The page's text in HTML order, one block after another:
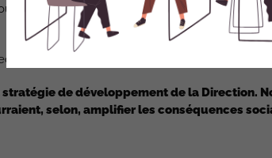
la Direction n’a eu de cesse de nous
que les produits Ma Maison/Mon Auto sont
de développement de la Direction.
selon, amplifier les conséquences